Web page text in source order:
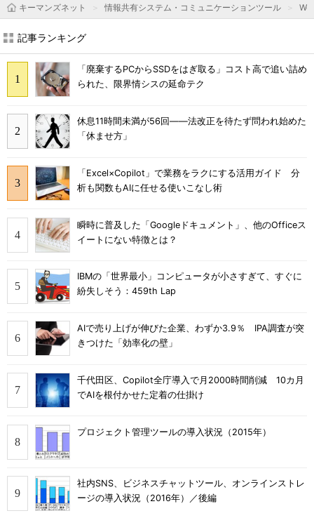
キーマンズネット
情報共有システム・コミュニケーションツール
記事ランキング
「廃棄するPCからSSDをはぎ取る」コスト高で追い詰め
られた、限界情シスの延命テク
休息11時間未満が56回――法改正を待たず問われ始めた
「休ませ方」
「Excel×Copilot」で業務をラクにする活用ガイド 分
析も関数もAIに任せる使いこなし術
瞬時に普及した「Googleドキュメント」、他のOfficeス
イートにない特徴とは？
IBMの「世界最小」コンピュータが小さすぎて、すぐに
紛失しそう：459th Lap
AIで売り上げが伸びた企業、わずか3.9％ IPA調査が突
きつけた「効率化の壁」
千代田区、Copilot全庁導入で月2000時間削減 10カ月
でAIを根付かせた定着の仕掛け
プロジェクト管理ツールの導入状況（2015年）
社内SNS、ビジネスチャットツール、オンラインストレ
ージの導入状況（2016年）／後編